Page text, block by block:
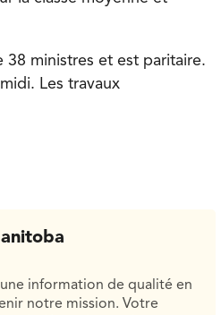
ministres et est paritaire.
Les travaux
information de qualité en
notre mission. Votre